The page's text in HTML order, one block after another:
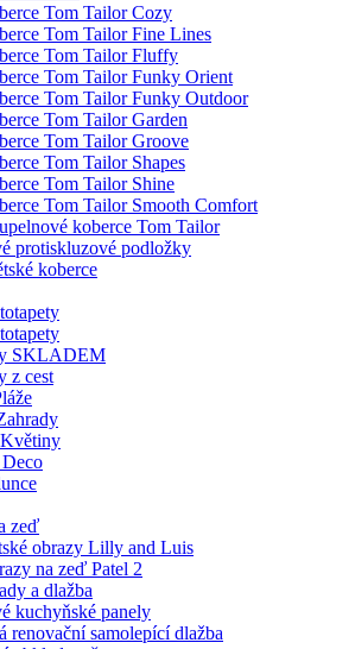
Tom Tailor Cozy
Tom Tailor Fine Lines
Tom Tailor Fluffy
Tom Tailor Funky Orient
Tom Tailor Funky Outdoor
Tom Tailor Garden
Tom Tailor Groove
Tom Tailor Shapes
Tom Tailor Shine
Tom Tailor Smooth Comfort
koberce Tom Tailor
protiskluzové podložky
koberce
SKLADEM
z cest
zeď
obrazy Lilly and Luis
na zeď Patel 2
a dlažba
kuchyňské panely
renovační samolepící dlažba